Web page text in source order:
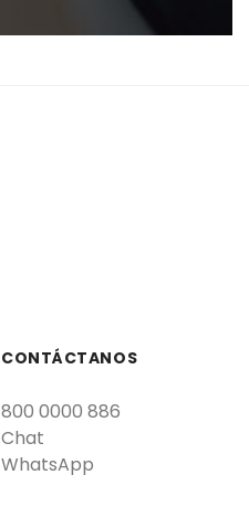
CONTÁCTANOS
800 0000 886
Chat
WhatsApp